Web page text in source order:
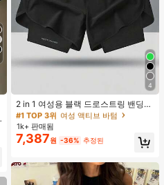
4
2 in 1 여성용 블랙 드로스트링 밴딩
허리 곡선 밑단 캐주얼 러닝 트레이닝
운동 반바지
높은 재방문 고객
#1 TOP 3위 여성 액티브 바텀
높은 재방문 고객
#1 TOP 3위 여성 액티브 바텀
높은 재방문 고객
#1 TOP 3위 여성 액티브 바텀
1k+ 판매됨
7,387원 -36% 추정된